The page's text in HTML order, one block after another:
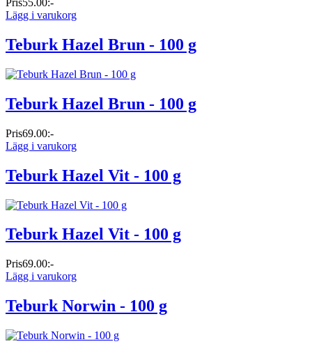
Pris55.00:-
Lägg i varukorg
Teburk Hazel Brun - 100 g
Teburk Hazel Brun - 100 g
Pris69.00:-
Lägg i varukorg
Teburk Hazel Vit - 100 g
Teburk Hazel Vit - 100 g
Pris69.00:-
Lägg i varukorg
Teburk Norwin - 100 g